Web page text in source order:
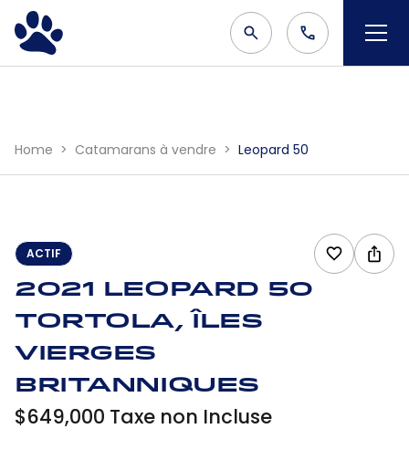
Home Catamarans à vendre Leopard 50
ACTIF
2021 Leopard 50
Tortola, Îles
Vierges
britanniques
$649,000 Taxe non Incluse